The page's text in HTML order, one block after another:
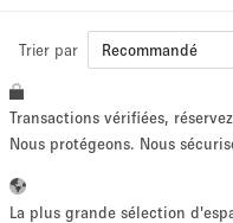
Taille de l'espace
~ 13 personnes
Trier par Recommandé
Transactions vérifiées,
Nous protégeons. Nous
La plus grande sélection